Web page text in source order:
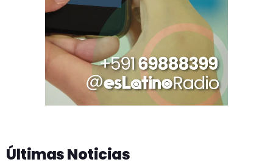
Últimas Noticias